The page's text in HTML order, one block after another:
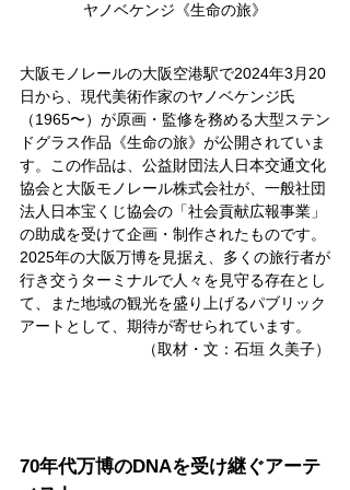
ヤノベケンジ《生命の旅》
大阪モノレールの大阪空港駅で2024年3月20
日から、現代美術作家のヤノベケンジ氏
（1965〜）が原画・監修を務める大型ステン
ドグラス作品《生命の旅》が公開されていま
す。この作品は、公益財団法人日本交通文化
協会と大阪モノレール株式会社が、一般社団
法人日本宝くじ協会の「社会貢献広報事業」
の助成を受けて企画・制作されたものです。
2025年の大阪万博を見据え、多くの旅行者が
行き交うターミナルで人々を見守る存在とし
て、また地域の観光を盛り上げるパブリック
アートとして、期待が寄せられています。
（取材・文：石垣 久美子）
70年代万博のDNAを受け継ぐアーテ